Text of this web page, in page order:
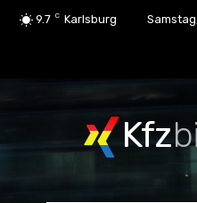
9.7 C Karlsburg
Kfz